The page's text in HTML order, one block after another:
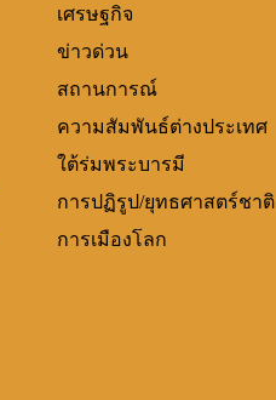
เศรษฐกิจ
ข่าวด่วน
สถานการณ์
ความสัมพันธ์ต่างประเทศ
ใต้ร่มพระบารมี
การปฏิรูป/ยุทธศาสตร์ชาติ
การเมืองโลก